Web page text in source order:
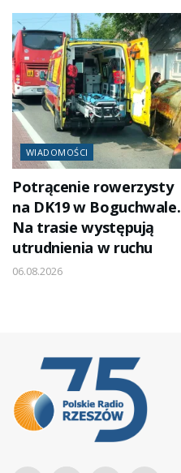
WIADOMOŚCI
Potrącenie rowerzysty
na DK19 w Boguchwale.
Na trasie występują
utrudnienia w ruchu
06.08.2026